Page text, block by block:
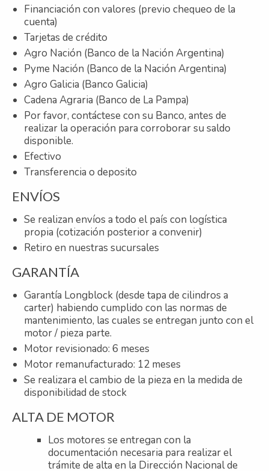
Financiación con valores (previo chequeo de la
cuenta)
Tarjetas de crédito
Agro Nación (Banco de la Nación Argentina)
Pyme Nación (Banco de la Nación Argentina)
Agro Galicia (Banco Galicia)
Cadena Agraria (Banco de La Pampa)
Por favor, contáctese con su Banco, antes de
realizar la operación para corroborar su saldo
disponible.
Efectivo
Transferencia o deposito
ENVÍOS
Se realizan envíos a todo el país con logística
propia (cotización posterior a convenir)
Retiro en nuestras sucursales
GARANTÍA
Garantía Longblock (desde tapa de cilindros a
carter) habiendo cumplido con las normas de
mantenimiento, las cuales se entregan junto con el
motor / pieza parte.
Motor revisionado: 6 meses
Motor remanufacturado: 12 meses
Se realizara el cambio de la pieza en la medida de
disponibilidad de stock
ALTA DE MOTOR
Los motores se entregan con la
documentación necesaria para realizar el
trámite de alta en la Dirección Nacional de